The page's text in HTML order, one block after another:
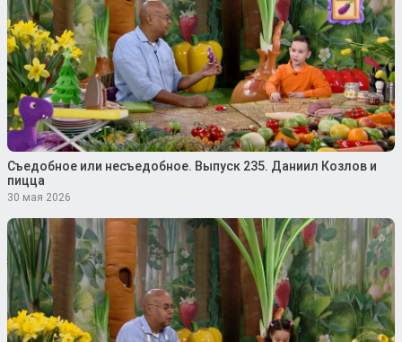
Съедобное или несъедобное. Выпуск 235. Даниил Козлов и
пицца
30 мая 2026